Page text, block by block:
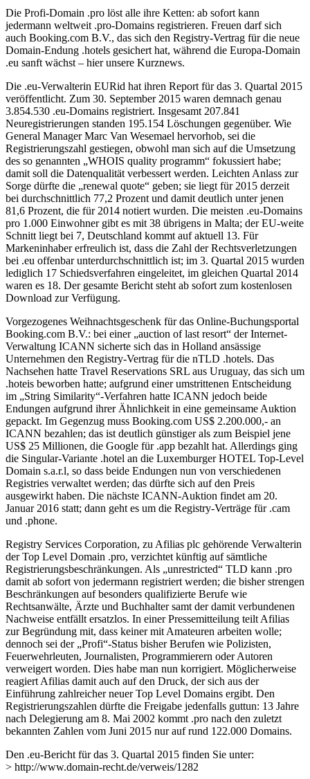
Die Profi-Domain .pro löst alle ihre Ketten: ab sofort kann
jedermann weltweit .pro-Domains registrieren. Freuen darf sich
auch Booking.com B.V., das sich den Registry-Vertrag für die neue
Domain-Endung .hotels gesichert hat, während die Europa-Domain
.eu sanft wächst – hier unsere Kurznews.
Die .eu-Verwalterin EURid hat ihren Report für das 3. Quartal 2015
veröffentlicht. Zum 30. September 2015 waren demnach genau
3.854.530 .eu-Domains registriert. Insgesamt 207.841
Neuregistrierungen standen 195.154 Löschungen gegenüber. Wie
General Manager Marc Van Wesemael hervorhob, sei die
Registrierungszahl gestiegen, obwohl man sich auf die Umsetzung
des so genannten „WHOIS quality programm“ fokussiert habe;
damit soll die Datenqualität verbessert werden. Leichten Anlass zur
Sorge dürfte die „renewal quote“ geben; sie liegt für 2015 derzeit
bei durchschnittlich 77,2 Prozent und damit deutlich unter jenen
81,6 Prozent, die für 2014 notiert wurden. Die meisten .eu-Domains
pro 1.000 Einwohner gibt es mit 38 übrigens in Malta; der EU-weite
Schnitt liegt bei 7, Deutschland kommt auf aktuell 13. Für
Markeninhaber erfreulich ist, dass die Zahl der Rechtsverletzungen
bei .eu offenbar unterdurchschnittlich ist; im 3. Quartal 2015 wurden
lediglich 17 Schiedsverfahren eingeleitet, im gleichen Quartal 2014
waren es 18. Der gesamte Bericht steht ab sofort zum kostenlosen
Download zur Verfügung.
Vorgezogenes Weihnachtsgeschenk für das Online-Buchungsportal
Booking.com B.V.: bei einer „auction of last resort“ der Internet-
Verwaltung ICANN sicherte sich das in Holland ansässige
Unternehmen den Registry-Vertrag für die nTLD .hotels. Das
Nachsehen hatte Travel Reservations SRL aus Uruguay, das sich um
.hoteis beworben hatte; aufgrund einer umstrittenen Entscheidung
im „String Similarity“-Verfahren hatte ICANN jedoch beide
Endungen aufgrund ihrer Ähnlichkeit in eine gemeinsame Auktion
gepackt. Im Gegenzug muss Booking.com US$ 2.200.000,- an
ICANN bezahlen; das ist deutlich günstiger als zum Beispiel jene
US$ 25 Millionen, die Google für .app bezahlt hat. Allerdings ging
die Singular-Variante .hotel an die Luxemburger HOTEL Top-Level
Domain s.a.r.l, so dass beide Endungen nun von verschiedenen
Registries verwaltet werden; das dürfte sich auf den Preis
ausgewirkt haben. Die nächste ICANN-Auktion findet am 20.
Januar 2016 statt; dann geht es um die Registry-Verträge für .cam
und .phone.
Registry Services Corporation, zu Afilias plc gehörende Verwalterin
der Top Level Domain .pro, verzichtet künftig auf sämtliche
Registrierungsbeschränkungen. Als „unrestricted“ TLD kann .pro
damit ab sofort von jedermann registriert werden; die bisher strengen
Beschränkungen auf besonders qualifizierte Berufe wie
Rechtsanwälte, Ärzte und Buchhalter samt der damit verbundenen
Nachweise entfällt ersatzlos. In einer Pressemitteilung teilt Afilias
zur Begründung mit, dass keiner mit Amateuren arbeiten wolle;
dennoch sei der „Profi“-Status bisher Berufen wie Polizisten,
Feuerwehrleuten, Journalisten, Programmierern oder Autoren
verweigert worden. Dies habe man nun korrigiert. Möglicherweise
reagiert Afilias damit auch auf den Druck, der sich aus der
Einführung zahlreicher neuer Top Level Domains ergibt. Den
Registrierungszahlen dürfte die Freigabe jedenfalls guttun: 13 Jahre
nach Delegierung am 8. Mai 2002 kommt .pro nach den zuletzt
bekannten Zahlen vom Juni 2015 nur auf rund 122.000 Domains.
Den .eu-Bericht für das 3. Quartal 2015 finden Sie unter:
> http://www.domain-recht.de/verweis/1282